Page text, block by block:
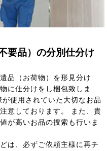
要品）の分別仕分け
品（お荷物）を形見分け
に仕分けをし梱包致しま
使用されていた大切なお品
意しております。 また、貴
が高いお品の捜索も行いま
は、必ずご依頼主様に再チ